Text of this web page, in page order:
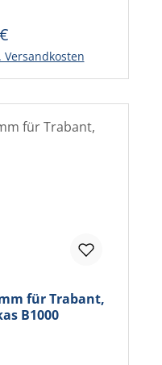
Preis:
Versandkosten
für Trabant,
B1000